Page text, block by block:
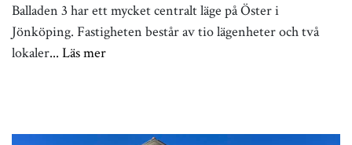
Balladen 3 har ett mycket centralt läge på Öster i
Jönköping. Fastigheten består av tio lägenheter och två
lokaler... Läs mer